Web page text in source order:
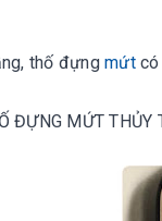
thố đựng mứtcó
ĐỰNG MỨT THỦY